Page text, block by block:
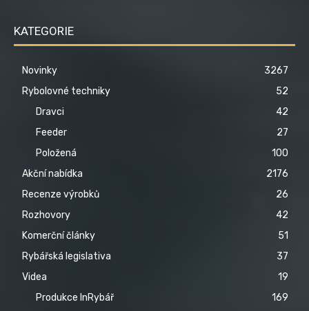
KATEGORIE
Novinky
3267
Rybolovné techniky
52
Dravci
42
Feeder
27
Položená
100
Akční nabídka
2176
Recenze výrobků
26
Rozhovory
42
Komerční články
51
Rybářská legislativa
37
Videa
19
Produkce InRybář
169